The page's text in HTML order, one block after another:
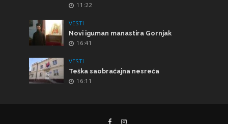
11:22
VESTI
Novi iguman manastira Gornjak
16:41
VESTI
Teška saobraćajna nesreća
16:11